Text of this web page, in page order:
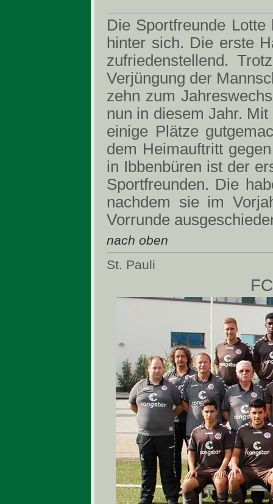
Die Sportfreunde
hinter sich. Die erste
zufriedenstellend.
Verjüngung der
zehn zum
nun in diesem Jahr.
einige Plätze
dem Heimauftritt
in Ibbenbüren ist der
Sportfreunden. Die
nachdem sie im
Vorrunde
nach oben
St. Pauli